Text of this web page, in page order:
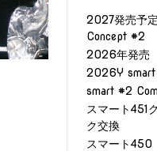
2027発売予
Concept #2
2026年発売
2026Y smart
smart #2
スマート451
ク交換
スマート